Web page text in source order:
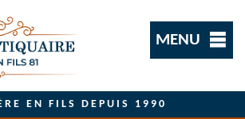
MENU
EN FILS DEPUIS 1990